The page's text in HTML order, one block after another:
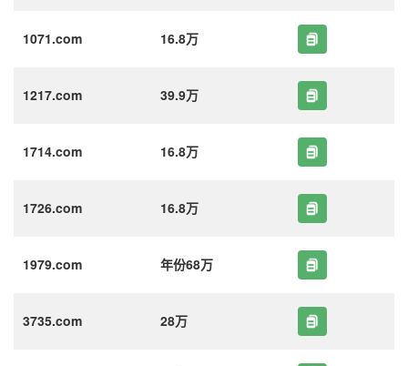
1071.com 16.8万
1217.com 39.9万
1714.com 16.8万
1726.com 16.8万
1979.com 年份68万
3735.com 28万